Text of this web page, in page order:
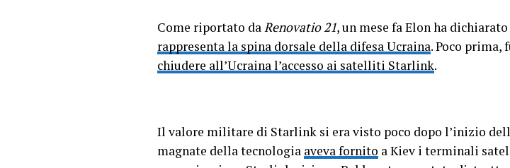
Come riportato daRenovatio 21, un mese fa Elon ha dichiarato
rappresenta la spina dorsale della difesa Ucraina. Poco
chiudere all’Ucraina l’accesso ai satelliti Starlink.
Il valore militare di Starlink si era visto poco dopo l’inizio
magnate della tecnologia aveva fornito a Kiev i terminali